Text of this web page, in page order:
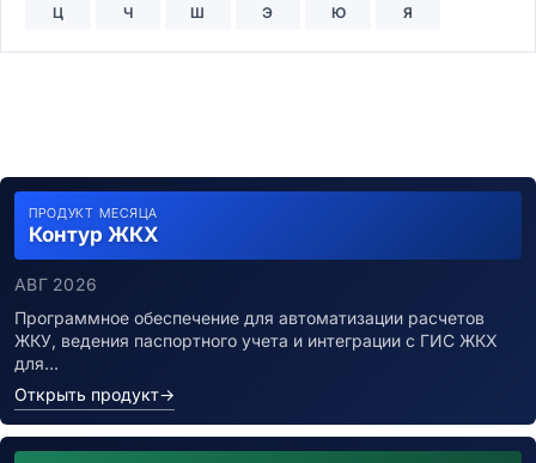
Ц Ч Ш Э Ю Я
ПРОДУКТ МЕСЯЦА
Контур ЖКХ
АВГ 2026
Программное обеспечение для автоматизации расчетов
ЖКУ, ведения паспортного учета и интеграции с ГИС ЖКХ
для…
Открыть продукт→